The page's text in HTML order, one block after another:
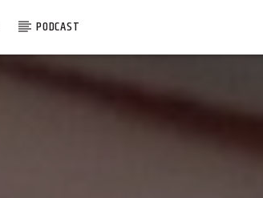
PODCAST